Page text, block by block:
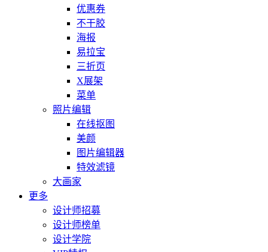
优惠券
不干胶
海报
易拉宝
三折页
X展架
菜单
照片编辑
在线抠图
美颜
图片编辑器
特效滤镜
大画家
更多
设计师招募
设计师榜单
设计学院